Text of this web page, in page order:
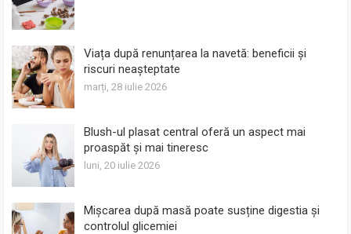
Viața după renunțarea la navetă: beneficii și
riscuri neașteptate
marți, 28 iulie 2026
Blush-ul plasat central oferă un aspect mai
proaspăt și mai tineresc
luni, 20 iulie 2026
Mișcarea după masă poate susține digestia și
controlul glicemiei